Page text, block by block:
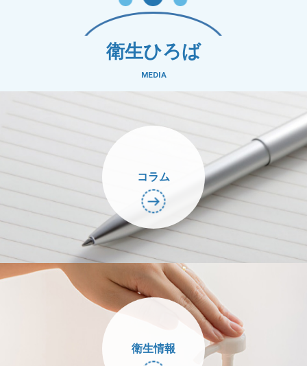
衛生ひろば
MEDIA
コラム
衛生情報